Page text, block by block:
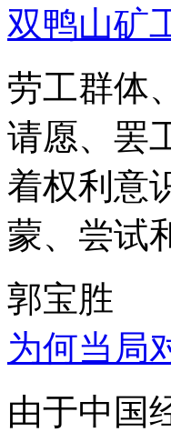
双鸭山矿
劳工群体
请愿、罢
着权利意
蒙、尝试
郭宝胜
为何当局
由于中国